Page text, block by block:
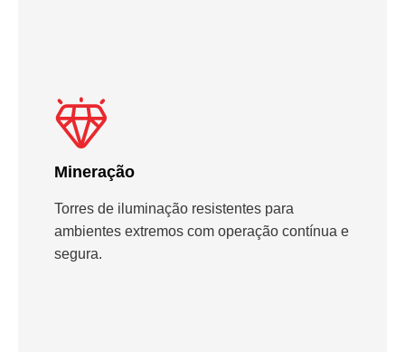
Mineração
Torres de iluminação resistentes para
ambientes extremos com operação contínua e
segura.